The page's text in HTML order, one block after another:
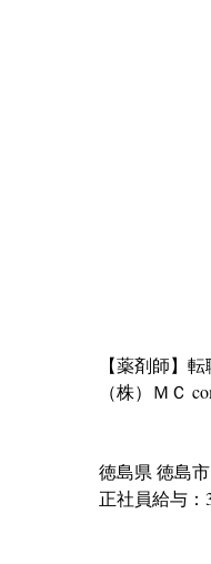
【薬剤師】
（株）ＭＣ
徳島県 徳島市
正社員給与：